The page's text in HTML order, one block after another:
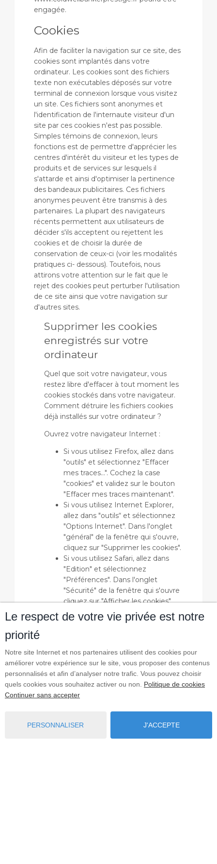
engagée.
Cookies
Afin de faciliter la navigation sur ce site, des
cookies sont implantés dans votre
ordinateur. Les cookies sont des fichiers
texte non exécutables déposés sur votre
terminal de connexion lorsque vous visitez
un site. Ces fichiers sont anonymes et
l'identification de l'internaute visiteur d'un
site par ces cookies n'est pas possible.
Simples témoins de connexion, leurs
fonctions est de permettre d'apprécier les
centres d'intérêt du visiteur et les types de
produits et de services sur lesquels il
s'attarde et ainsi d'optimiser la pertinence
des bandeaux publicitaires. Ces fichiers
anonymes peuvent être transmis à des
partenaires. La plupart des navigateurs
récents permettent aux utilisateurs de
décider s'ils acceptent ou rejettent les
cookies et de choisir la durée de
conservation de ceux-ci (voir les modalités
pratiques ci- dessous). Toutefois, nous
attirons votre attention sur le fait que le
rejet des cookies peut perturber l'utilisation
de ce site ainsi que votre navigation sur
d'autres sites.
Supprimer les cookies
enregistrés sur votre
ordinateur
Quel que soit votre navigateur, vous
restez libre d'effacer à tout moment les
cookies stockés dans votre navigateur.
Comment détruire les fichiers cookies
déjà installés sur votre ordinateur ?
Ouvrez votre navigateur Internet :
Si vous utilisez Firefox, allez dans
"outils" et sélectionnez "Effacer
mes traces...". Cochez la case
"cookies" et validez sur le bouton
"Effacer mes traces maintenant".
Si vous utilisez Internet Explorer,
allez dans "outils“ et sélectionnez
"Options Internet". Dans l'onglet
"général" de la fenêtre qui s'ouvre,
cliquez sur "Supprimer les cookies".
Si vous utilisez Safari, allez dans
"Edition" et sélectionnez
"Préférences". Dans l'onglet
"Sécurité" de la fenêtre qui s'ouvre
cliquez sur "Afficher les cookies"
puis "Tout effacer".
Si vous utilisez Google Chrome,
donnes de navigation". Dès lors,
vous pouvez supprimer vos
cookies.
Gérer les cookies et
paramétrer son navigateur
Quel que soit votre navigateur, vous
restez libre de vous opposer à
Le respect de votre vie privée est notre
priorité
Notre site Internet et nos partenaires utilisent des cookies pour
améliorer votre expérience sur le site, vous proposer des contenus
personnalisés et afin d’analyser notre trafic. Vous pouvez choisir
quels cookies vous souhaitez activer ou non. Politique de cookies
Continuer sans accepter
PERSONNALISER J'ACCEPTE